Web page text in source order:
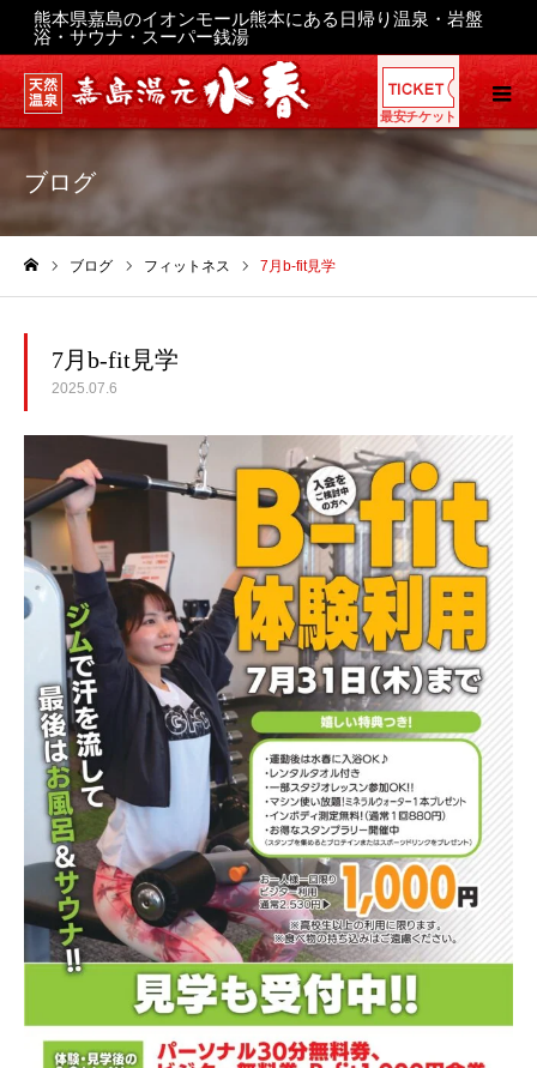
熊本県嘉島のイオンモール熊本にある日帰り温泉・岩盤
浴・サウナ・スーパー銭湯
最安チケット
ブログ
ブログ フィットネス 7月b-fit見学
7月b-fit見学
2025.07.6